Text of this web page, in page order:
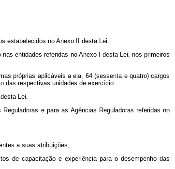
estabelecidos no Anexo II desta Lei.
entidades referidas no Anexo I desta Lei, nos primeiros
próprias aplicáveis a ela, 64 (sessenta e quatro) cargos
das respectivas unidades de exercício.
Lei.
e para as Agências Reguladoras referidas no
a suas atribuições;
de capacitação e experiência para o desempenho das